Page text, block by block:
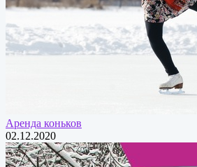
Аренда коньков
02.12.2020